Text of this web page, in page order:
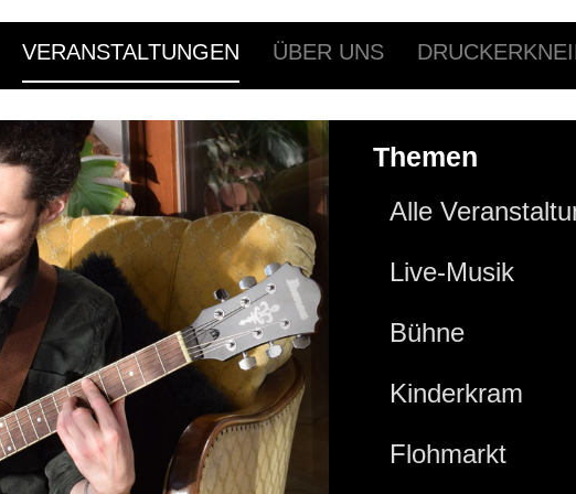
VERANSTALTUNGEN ÜBER UNS
Themen
Alle
Live-Musik
Bühne
Kinderkram
Flohmarkt